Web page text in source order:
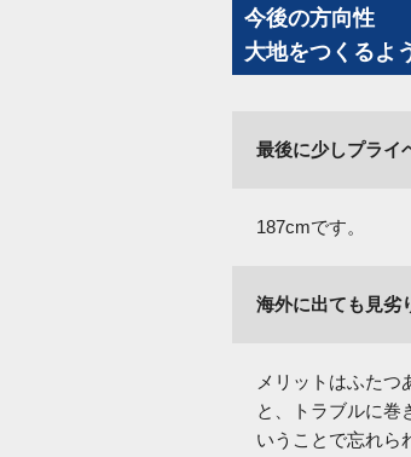
今後の方向性
大地をつくるよ
最後に少しプライ
187cmです。
海外に出ても見劣
メリットはふた
と、トラブルに巻
いうことで忘れら